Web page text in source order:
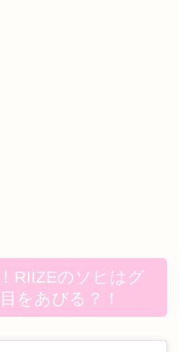
RIIZEのソヒはグ
をあびる？！